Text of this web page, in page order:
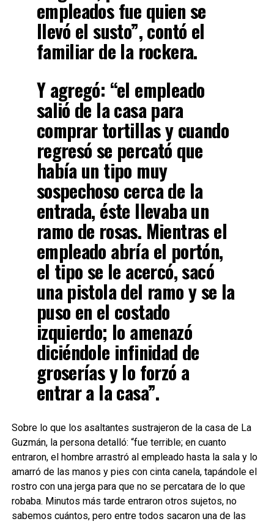
empleados fue quien se
llevó el susto”, contó el
familiar de la rockera.
Y agregó: “el empleado
salió de la casa para
comprar tortillas y cuando
regresó se percató que
había un tipo muy
sospechoso cerca de la
entrada, éste llevaba un
ramo de rosas. Mientras el
empleado abría el portón,
el tipo se le acercó, sacó
una pistola del ramo y se la
puso en el costado
izquierdo; lo amenazó
diciéndole infinidad de
groserías y lo forzó a
entrar a la casa”.
Sobre lo que los asaltantes sustrajeron de la casa de La
Guzmán, la persona detalló: “fue terrible; en cuanto
entraron, el hombre arrastró al empleado hasta la sala y lo
amarró de las manos y pies con cinta canela, tapándole el
rostro con una jerga para que no se percatara de lo que
robaba. Minutos más tarde entraron otros sujetos, no
sabemos cuántos, pero entre todos sacaron una de las